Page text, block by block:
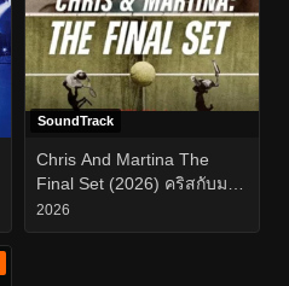
SoundTrack
Chris And Martina The
Final Set (2026) คริสกับมาร์
ตินา สู้สุดใจในเซ็ดสุดท้าย
2026